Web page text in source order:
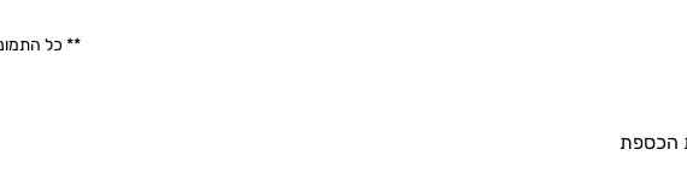
הכספת
** כל